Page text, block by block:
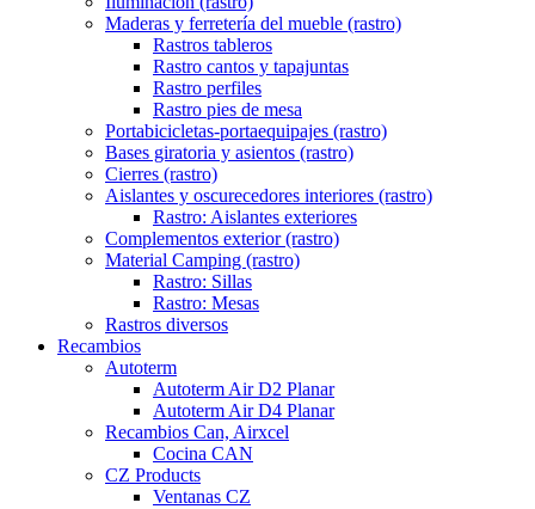
Maderas y ferretería del mueble (rastro)
Rastros tableros
Rastro cantos y tapajuntas
Rastro perfiles
Rastro pies de mesa
Portabicicletas-portaequipajes (rastro)
Bases giratoria y asientos (rastro)
Cierres (rastro)
Aislantes y oscurecedores interiores (rastro)
Rastro: Aislantes exteriores
Complementos exterior (rastro)
Material Camping (rastro)
Rastro: Sillas
Rastro: Mesas
Rastros diversos
Recambios
Autoterm
Autoterm Air D2 Planar
Autoterm Air D4 Planar
Recambios Can, Airxcel
Cocina CAN
CZ Products
Ventanas CZ